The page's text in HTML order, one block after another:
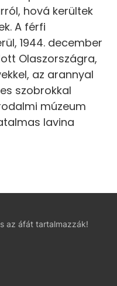
hová kerültek
A férfi
1944. december
Olaszországra,
az arannyal
szobrokkal
múzeum
lavina
az áfát tartalmazzák!